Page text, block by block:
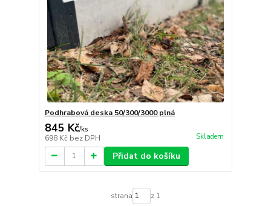
Podhrabová deska 50/300/3000 plná
845 Kč/ks
698 Kč bez DPH Skladem
Přidat do košíku
strana z 1